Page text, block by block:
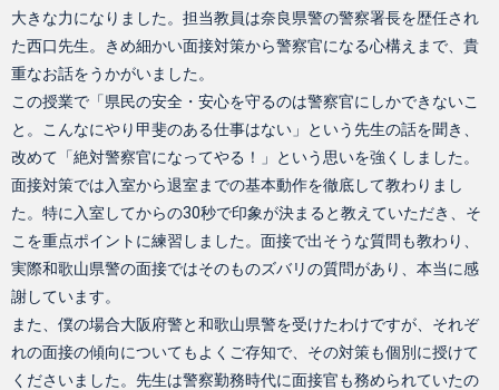
大きな力になりました。担当教員は奈良県警の警察署長を歴任され
た西口先生。きめ細かい面接対策から警察官になる心構えまで、貴
重なお話をうかがいました。
この授業で「県民の安全・安心を守るのは警察官にしかできないこ
と。こんなにやり甲斐のある仕事はない」という先生の話を聞き、
改めて「絶対警察官になってやる！」という思いを強くしました。
面接対策では入室から退室までの基本動作を徹底して教わりまし
た。特に入室してからの30秒で印象が決まると教えていただき、そ
こを重点ポイントに練習しました。面接で出そうな質問も教わり、
実際和歌山県警の面接ではそのものズバリの質問があり、本当に感
謝しています。
また、僕の場合大阪府警と和歌山県警を受けたわけですが、それぞ
れの面接の傾向についてもよくご存知で、その対策も個別に授けて
くださいました。先生は警察勤務時代に面接官も務められていたの